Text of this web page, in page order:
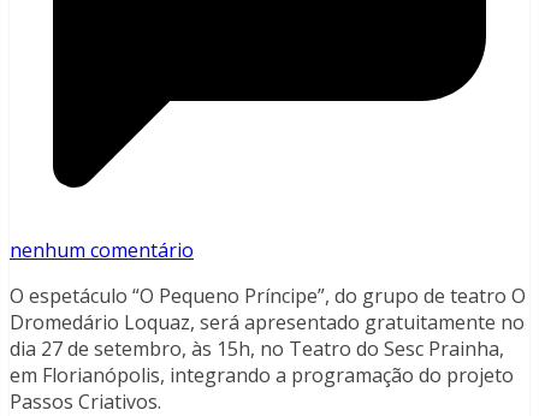
nenhum comentário
O espetáculo “O Pequeno Príncipe”, do grupo de teatro O
Dromedário Loquaz, será apresentado gratuitamente no
dia 27 de setembro, às 15h, no Teatro do Sesc Prainha,
em Florianópolis, integrando a programação do projeto
Passos Criativos.